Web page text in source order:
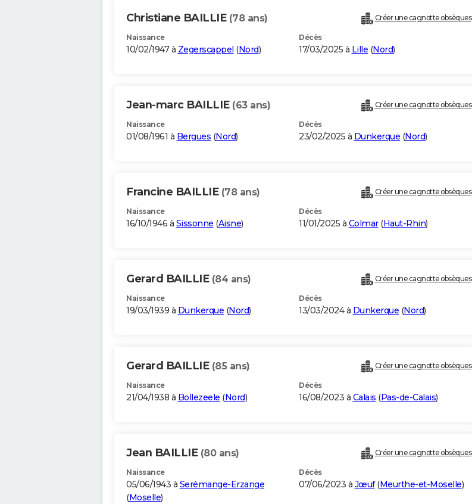
Christiane BAILLIE (78 ans) Créer une cagnotte obsèques
Naissance
10/02/1947 à Zegerscappel (Nord)
Décès
17/03/2025 à Lille (Nord)
Jean-marc BAILLIE (63 ans) Créer une cagnotte obsèques
Naissance
01/08/1961 à Bergues (Nord)
Décès
23/02/2025 à Dunkerque (Nord)
Francine BAILLIE (78 ans) Créer une cagnotte obsèques
Naissance
16/10/1946 à Sissonne (Aisne)
Décès
11/01/2025 à Colmar(Haut-Rhin)
Gerard BAILLIE (84 ans) Créer une cagnotte obsèques
Naissance
19/03/1939 à Dunkerque (Nord)
Décès
13/03/2024 à Dunkerque (Nord)
Gerard BAILLIE (85 ans) Créer une cagnotte obsèques
Naissance
21/04/1938 à Bollezeele (Nord)
Décès
16/08/2023 à Calais (Pas-de-Calais)
Jean BAILLIE (80 ans) Créer une cagnotte obsèques
Naissance
05/06/1943 à Serémange-Erzange
(Moselle)
Décès
07/06/2023 à Jœuf(Meurthe-et-Moselle)